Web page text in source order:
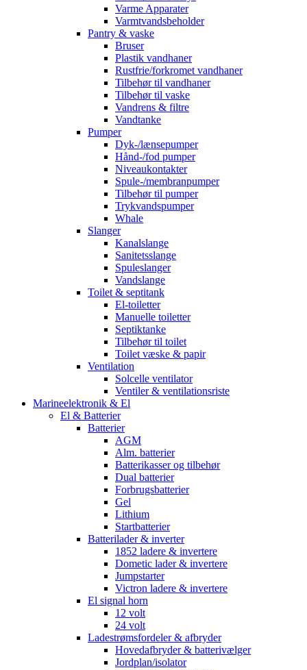
Varme Apparater
Varmtvandsbeholder
Pantry & vaske
Bruser
Plastik vandhaner
Rustfrie/forkromet vandhaner
Tilbehør til vandhaner
Tilbehør til vaske
Vandrens & filtre
Vandtanke
Pumper
Dyk-/lænsepumper
Hånd-/fod pumper
Niveaukontakter
Spule-/membranpumper
Tilbehør til pumper
Trykvandspumper
Whale
Slanger
Kanalslange
Sanitetsslange
Spuleslanger
Vandslange
Toilet & septitank
El-toiletter
Manuelle toiletter
Septiktanke
Tilbehør til toilet
Toilet væske & papir
Ventilation
Solcelle ventilator
Ventiler & ventilationsriste
Marineelektronik & El
El & Batterier
Batterier
AGM
Alm. batterier
Batterikasser og tilbehør
Dual batterier
Forbrugsbatterier
Gel
Lithium
Startbatterier
Batterilader & inverter
1852 ladere & invertere
Dometic lader & invertere
Jumpstarter
Victron ladere & invertere
El signal horn
12 volt
24 volt
Ladestrømsfordeler & afbryder
Hovedafbryder & batterivælger
Jordplan/isolator